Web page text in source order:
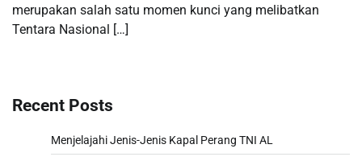
merupakan salah satu momen kunci yang melibatkan
Tentara Nasional […]
Recent Posts
Menjelajahi Jenis-Jenis Kapal Perang TNI AL